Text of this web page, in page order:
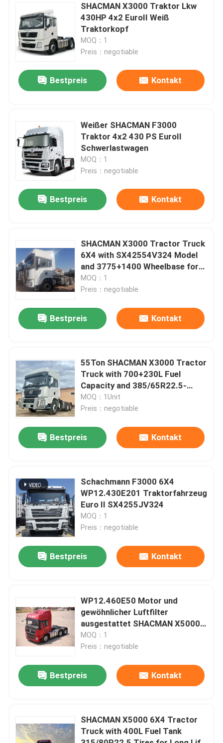
Produkte
Über uns
Werksbesichtigung
Kontakt mit uns
Neuigkeiten
Bitte um ein Angebot
Schwerer Kipplaster
Traktor-LKW
LKW-LKW
Lastkraftwagen mit Kran
SHACMAN X3000 Traktor Lkw
430HP 4x2 EuroII Weiß
Traktorkopf
MOQ：1
Preis：negotiable
Bestpreis Kontakt
Weißer SHACMAN F3000
Traktor 4x2 430 PS EuroII
Schwerlastwagen
MOQ：1
Preis：negotiable
Bestpreis Kontakt
SHACMAN X3000 Tractor Truck
6X4 with SX42554V324 Model
and 3775+1400 Wheelbase for
45～60/80 km/h Speed
MOQ：1
Preis：negotiable
Bestpreis Kontakt
55Ton SHACMAN X3000 Tractor
Truck with 700+230L Fuel
Capacity and 385/65R22.5-
315/80R22.5 Tires
MOQ：1Unit
Preis：negotiable
Bestpreis Kontakt
Schachmann F3000 6X4
WP12.430E201 Traktorfahrzeug
Euro II SX4255JV324
MOQ：1
Preis：negotiable
Bestpreis Kontakt
WP12.460E50 Motor und
gewöhnlicher Luftfilter
ausgestattet SHACMAN X5000
Traktorkopf 6x4 460HP EuroV
Rot Lkw Traktorkopf
MOQ：1
Preis：negotiable
Bestpreis Kontakt
SHACMAN X5000 6X4 Tractor
Truck with 400L Fuel Tank